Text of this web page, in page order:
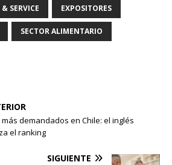
SERVICE EXPOSITORES
SECTOR ALIMENTARIO
demandados en Chile: el inglés
el ranking
SIGUIENTE